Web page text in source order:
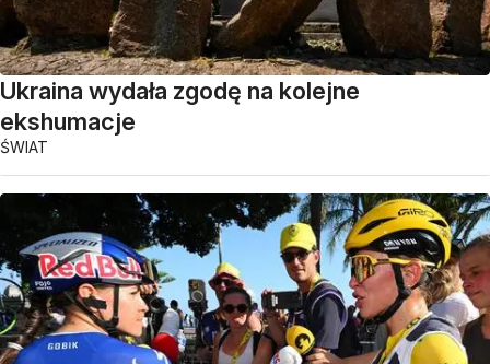
Ukraina wydała zgodę na kolejne
ekshumacje
ŚWIAT